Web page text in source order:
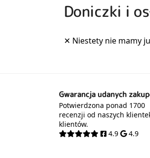
Doniczki i
Gwarancja udanych
Potwierdzona ponad 1700
recenzji od naszych
klientów.
4.9
4.9